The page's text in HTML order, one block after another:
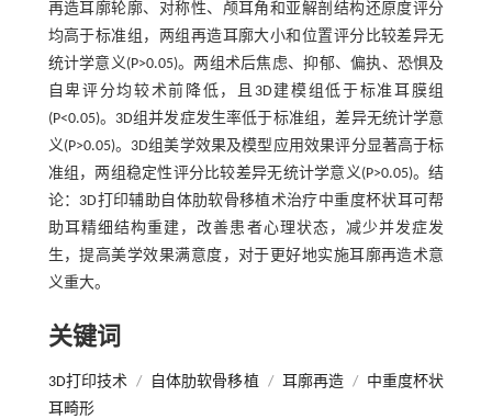
再造耳廓轮廓、对称性、颅耳角和亚解剖结构还原度评分
均高于标准组，两组再造耳廓大小和位置评分比较差异无
统计学意义(P>0.05)。两组术后焦虑、抑郁、偏执、恐惧及
自卑评分均较术前降低，且3D建模组低于标准耳膜组
(P<0.05)。3D组并发症发生率低于标准组，差异无统计学意
义(P>0.05)。3D组美学效果及模型应用效果评分显著高于标
准组，两组稳定性评分比较差异无统计学意义(P>0.05)。结
论：3D打印辅助自体肋软骨移植术治疗中重度杯状耳可帮
助耳精细结构重建，改善患者心理状态，减少并发症发
生，提高美学效果满意度，对于更好地实施耳廓再造术意
义重大。
关键词
3D打印技术 / 自体肋软骨移植 / 耳廓再造 / 中重度杯状
耳畸形